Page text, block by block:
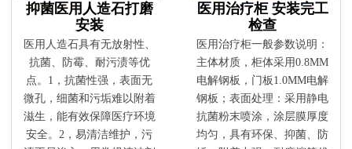
抑菌医用人造石打磨
安装
医用人造石具有无放射性、
抗菌、防霉、耐污渍等优
点。1，抗菌性强，表面无
微孔，细菌和污垢难以附着
滋生，能有效保障医疗环境
安全。2，易清洁维护，污
医用治疗柜 安装完工
检查
医用治疗柜一般参数说明：
主体材质，柜体采用0.8MM
电解钢板，门板1.0MM电解
钢板；表面处理：采用静电
抗菌粉末喷涂，涂层膜厚度
均匀，具有环保、抑菌、防